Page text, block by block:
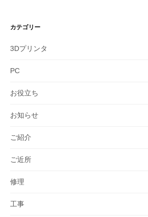
カテゴリー
3Dプリンタ
PC
お役立ち
お知らせ
ご紹介
ご近所
修理
工事